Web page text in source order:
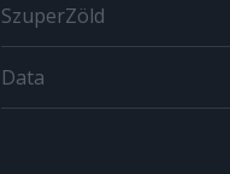
SzuperZöld
Data